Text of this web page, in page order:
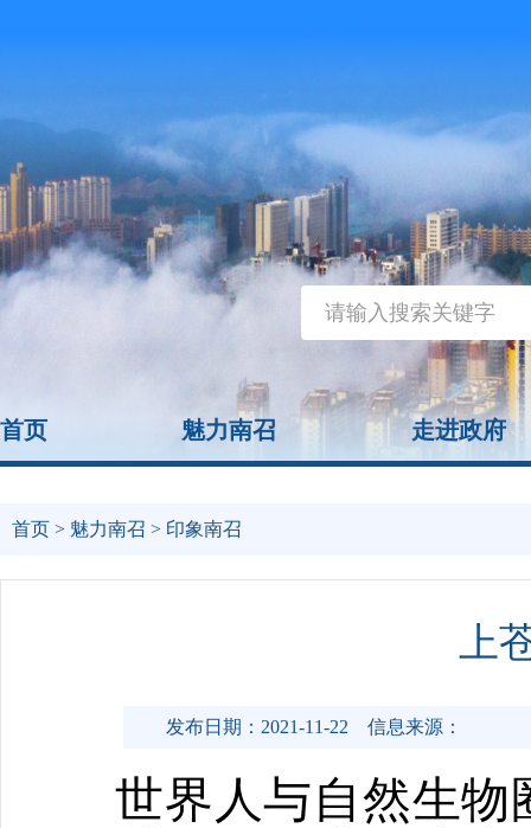
首页 魅力南召 走进政府
首页 > 魅力南召 > 印象南召
上
发布日期：2021-11-22 信息来源：
世界人与自然生物